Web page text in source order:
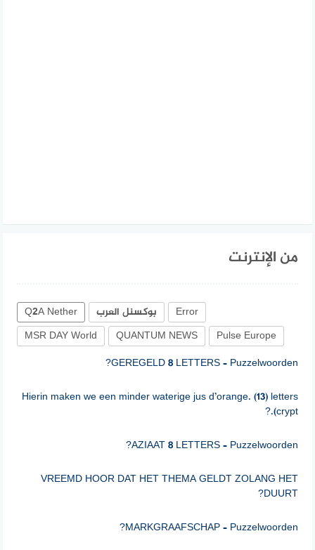
من الإنترنت
Q2A Nether بوكسنل العرب
Error
MSR DAY World
QUANTUM NEWS
Pulse Europe
GEREGELD 8 LETTERS – Puzzelwoorden?
Hierin maken we een minder waterige jus d’orange. (13) letters
(crypt.?
AZIAAT 8 LETTERS – Puzzelwoorden?
VREEMD HOOR DAT HET THEMA GELDT ZOLANG HET
DUURT?
MARKGRAAFSCHAP – Puzzelwoorden?